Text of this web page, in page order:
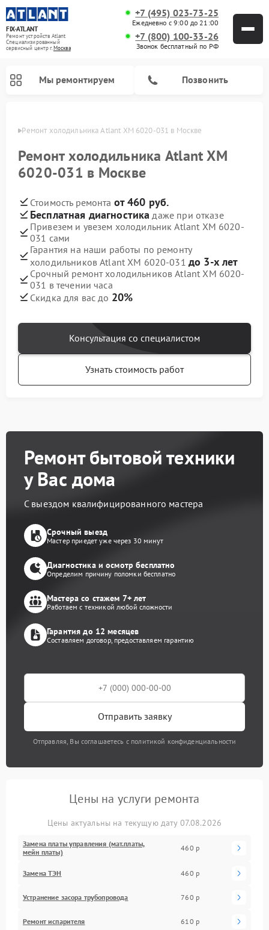
FIX-ATLANT
Ремонт устройств Atlant
Специализированный
cервисный центр г.Москва
+7 (495) 023-73-25
Ежедневно с 9:00 до 21:00
+7 (800) 100-33-26
Звонок бесплатный по РФ
Мы ремонтируем Позвонить
Ремонт холодильника Atlant ХМ 6020-031 в Москве
Ремонт холодильника Atlant ХМ
6020-031 в Москве
Стоимость ремонта от 460 руб.
Бесплатная диагностика даже при отказе
Привезем и увезем холодильник Atlant ХМ 6020-
031 сами
Гарантия на наши работы по ремонту
холодильников Atlant ХМ 6020-031 до 3-х лет
Срочный ремонт холодильников Atlant ХМ 6020-
031 в течении часа
Скидка для вас до 20%
Консультация со специалистом
Узнать стоимость работ
Ремонт бытовой техники
у Вас дома
С выездом квалифицированного мастера
Срочный выезд
Мастер приедет уже через 30 минут
Диагностика и осмотр бесплатно
Определим причину поломки бесплатно
Мастера со стажем 7+ лет
Работаем с техникой любой сложности
Гарантия до 12 месяцев
Составляем договор, предоставляем гарантию
Отправить заявку
Отправляя, Вы соглашаетесь с политикой конфиденциальности
Цены на услуги ремонта
Цены актуальны на текущую дату 07.08.2026
Замена платы управления (мат.платы,
мейн платы)
460 р
Замена ТЭН 460 р
Устранение засора трубопровода 760 р
Ремонт испарителя 610 р